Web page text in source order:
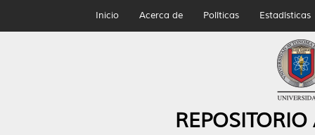
Inicio Acerca de Políticas Estadísticas